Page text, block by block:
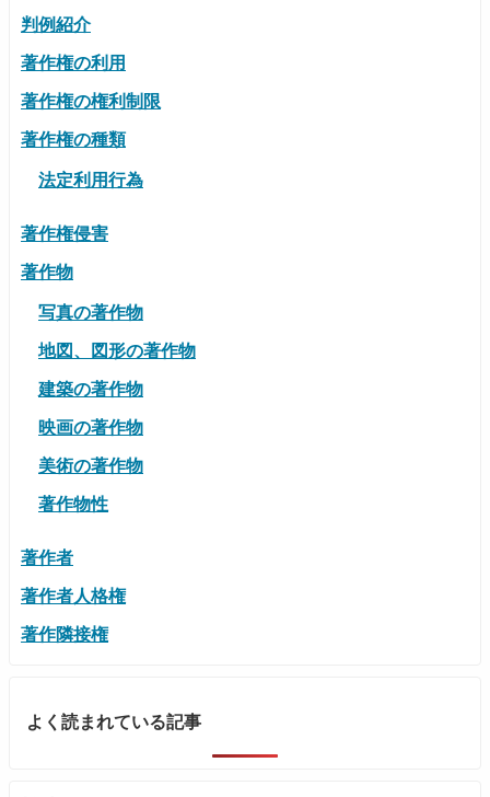
判例紹介
著作権の利用
著作権の権利制限
著作権の種類
法定利用行為
著作権侵害
著作物
写真の著作物
地図、図形の著作物
建築の著作物
映画の著作物
美術の著作物
著作物性
著作者
著作者人格権
著作隣接権
よく読まれている記事